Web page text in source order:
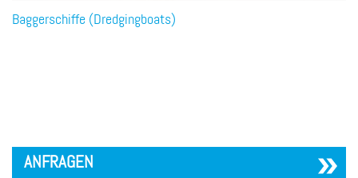
Baggerschiffe (Dredgingboats)
ANFRAGEN